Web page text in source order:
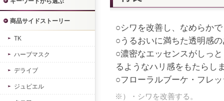
○シワを改善し、なめらか
○うるおいに満ちた透明感
○濃密なエッセンスがしっ
るようなハリ感をもたらし
○フローラルブーケ・フレ
※）・シワを改善する。
商品サイドストーリー
TK
ハーブマスク
デライブ
ジュピエル